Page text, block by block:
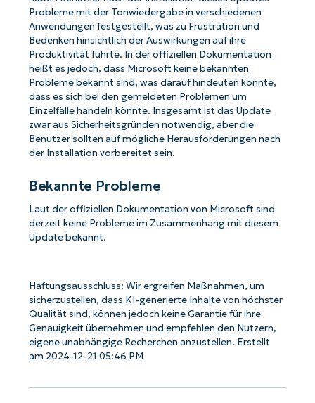
Probleme mit der Tonwiedergabe in verschiedenen
Anwendungen festgestellt, was zu Frustration und
Bedenken hinsichtlich der Auswirkungen auf ihre
Produktivität führte. In der offiziellen Dokumentation
heißt es jedoch, dass Microsoft keine bekannten
Probleme bekannt sind, was darauf hindeuten könnte,
dass es sich bei den gemeldeten Problemen um
Einzelfälle handeln könnte. Insgesamt ist das Update
zwar aus Sicherheitsgründen notwendig, aber die
Benutzer sollten auf mögliche Herausforderungen nach
der Installation vorbereitet sein.
Bekannte Probleme
Laut der offiziellen Dokumentation von Microsoft sind
derzeit keine Probleme im Zusammenhang mit diesem
Update bekannt.
Haftungsausschluss: Wir ergreifen Maßnahmen, um
sicherzustellen, dass KI-generierte Inhalte von höchster
Qualität sind, können jedoch keine Garantie für ihre
Genauigkeit übernehmen und empfehlen den Nutzern,
eigene unabhängige Recherchen anzustellen. Erstellt
am 2024-12-21 05:46 PM